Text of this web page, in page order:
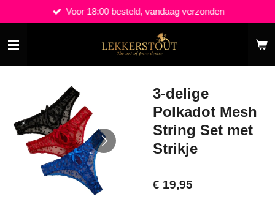
direct
naar
de
hoofdinhoud
Voor 18:00 besteld, vandaag verzonden
3-delige
Polkadot Mesh
String Set met
Strikje
€ 19,95